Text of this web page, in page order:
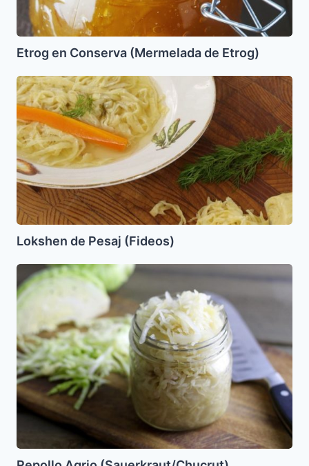
Etrog en Conserva (Mermelada de Etrog)
Lokshen
de
Pesaj
(Fideos)
Lokshen de Pesaj (Fideos)
Repollo
Agrio
(Sauerkraut/Chucrut)